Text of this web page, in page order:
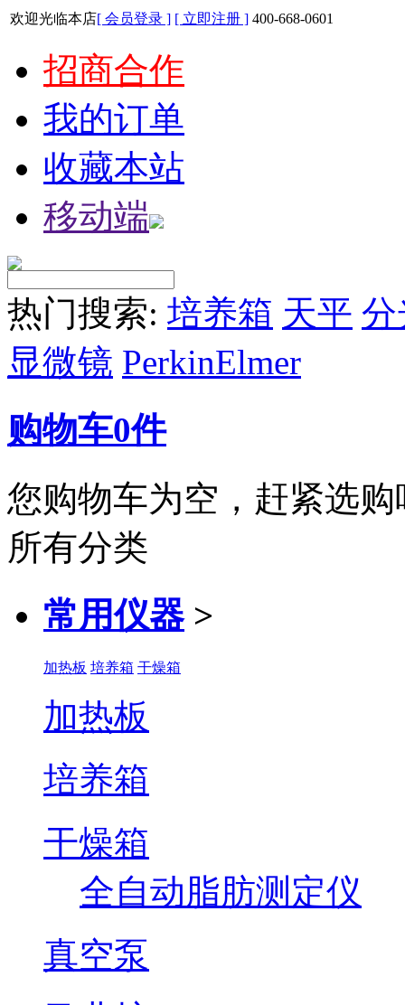
欢迎光临本店[ 会员登录 ] [ 立即注册 ] 400-668-0601
招商合作
我的订单
收藏本站
移动端
热门搜索: 培养箱 天平 分
显微镜 PerkinElmer
购物车0件
您购物车为空，赶紧选购
所有分类
常用仪器 >
加热板 培养箱 干燥箱
加热板
培养箱
干燥箱
全自动脂肪测定仪
真空泵